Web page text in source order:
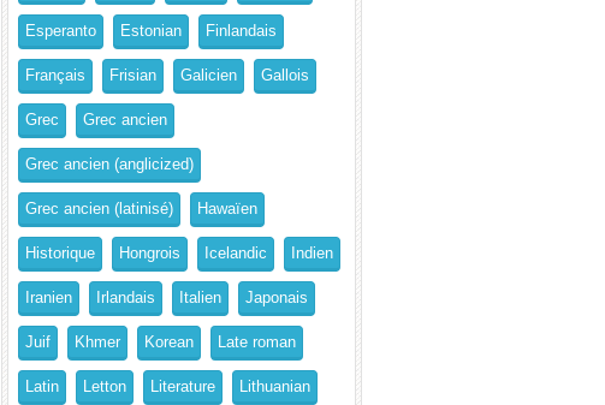
Esperanto Estonian Finlandais
Français Frisian Galicien Gallois
Grec Grec ancien
Grec ancien (anglicized)
Grec ancien (latinisé) Hawaïen
Historique Hongrois Icelandic Indien
Iranien Irlandais Italien Japonais
Juif Khmer Korean Late roman
Latin Letton Literature Lithuanian